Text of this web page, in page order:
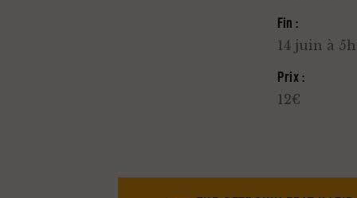
Fin :
14 juin à
Prix :
12€